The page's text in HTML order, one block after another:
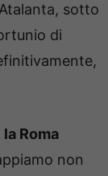
sotto
di
la Roma
non